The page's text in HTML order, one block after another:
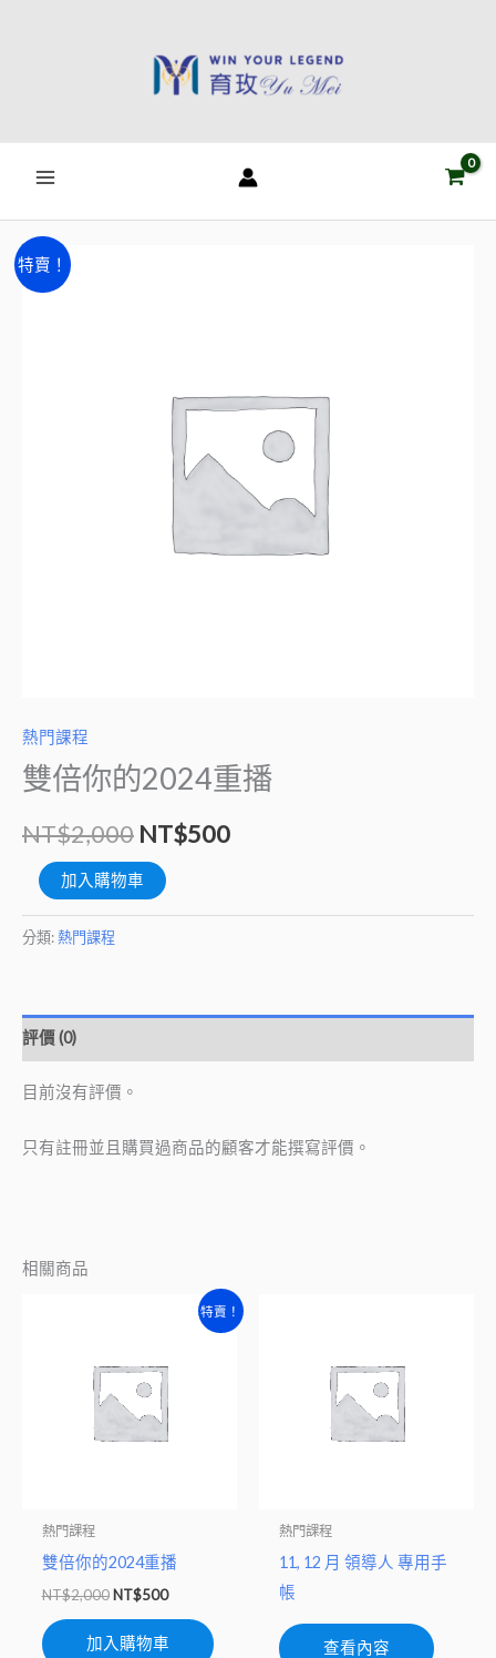
特賣！
熱門課程
雙倍你的2024重播
NT$2,000
格：
NT$2,000。
NT$500
格：
NT$500。
雙
倍
加入購物車
分類:熱門課程
評價 (0)
目前沒有評價。
只有註冊並且購買過商品的顧客才能撰寫評價。
相關商品
特賣！
熱門課程
雙倍你的2024重播
NT$2,000
NT$2,000。
NT$500
加入購物車
熱門課程
11, 12 月 領導人 專用手
帳
查看內容